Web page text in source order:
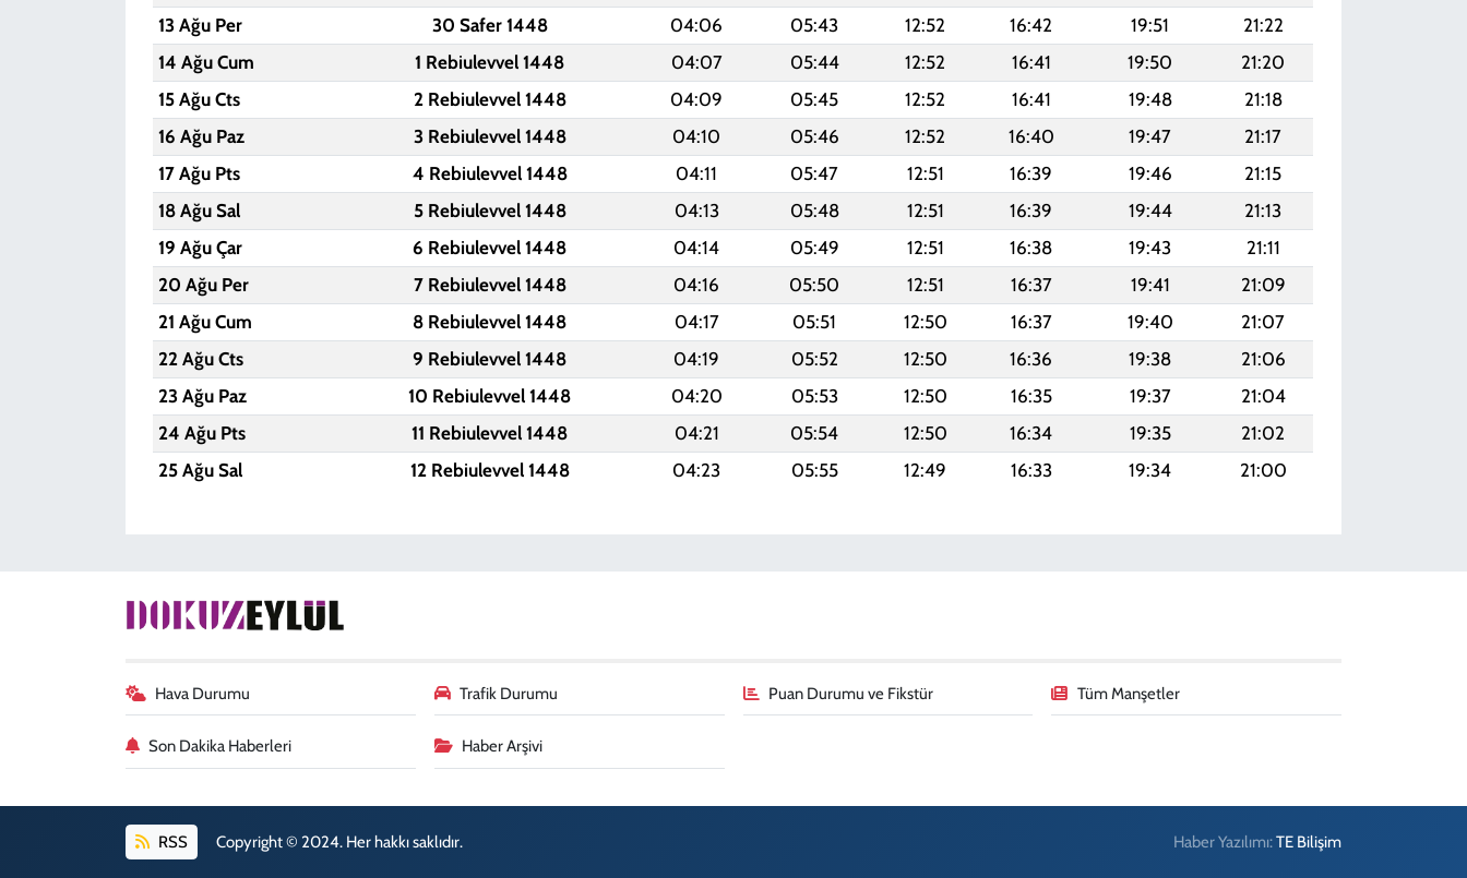
13 Ağu Per
30 Safer 1448 04:06 05:43 12:52 16:42 19:51
21:22
14 Ağu Cum
1 Rebiulevvel 1448 04:07 05:44 12:52 16:41 19:50
21:20
15 Ağu Cts
2 Rebiulevvel 1448 04:09 05:45 12:52 16:41 19:48
21:18
16 Ağu Paz
3 Rebiulevvel 1448 04:10 05:46 12:52 16:40 19:47
21:17
17 Ağu Pts
4 Rebiulevvel 1448 04:11 05:47 12:51 16:39 19:46
21:15
18 Ağu Sal
5 Rebiulevvel 1448 04:13 05:48 12:51 16:39 19:44
21:13
19 Ağu Çar
6 Rebiulevvel 1448 04:14 05:49 12:51 16:38 19:43
21:11
20 Ağu Per
7 Rebiulevvel 1448 04:16 05:50 12:51 16:37 19:41
21:09
21 Ağu Cum
8 Rebiulevvel 1448 04:17 05:51 12:50 16:37 19:40
21:07
22 Ağu Cts
9 Rebiulevvel 1448 04:19 05:52 12:50 16:36 19:38
21:06
23 Ağu Paz
10 Rebiulevvel 1448 04:20 05:53 12:50 16:35 19:37
21:04
24 Ağu Pts
11 Rebiulevvel 1448 04:21 05:54 12:50 16:34 19:35
21:02
25 Ağu Sal
12 Rebiulevvel 1448 04:23 05:55 12:49 16:33 19:34 21:00
Hava Durumu Trafik Durumu Puan Durumu ve Fikstür Tüm Manşetler
Son Dakika Haberleri Haber Arşivi
RSS Copyright © 2024. Her hakkı saklıdır. Haber Yazılımı:TE Bilişim